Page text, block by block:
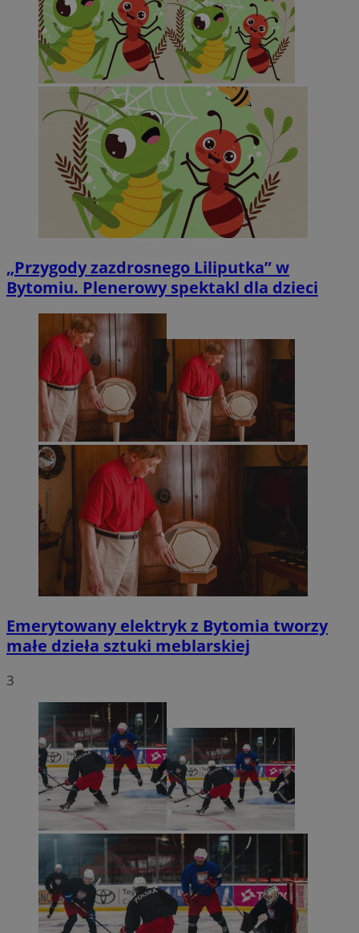
„Przygody zazdrosnego Liliputka” w
Bytomiu. Plenerowy spektakl dla dzieci
Emerytowany elektryk z Bytomia tworzy
małe dzieła sztuki meblarskiej
3